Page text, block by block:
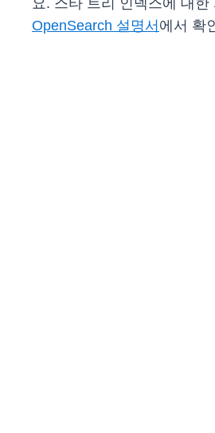
요. 스타 트리 인덱스에 대한
OpenSearch 설명서 에서 확